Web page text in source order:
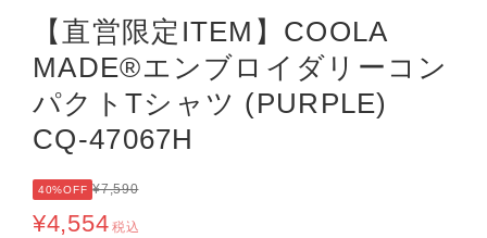
【直営限定ITEM】COOLA
MADE®エンブロイダリーコン
パクトTシャツ (PURPLE)
CQ-47067H
40%OFF ¥7,590
¥4,554 税込